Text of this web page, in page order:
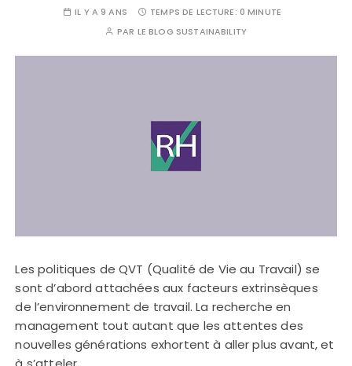
IL Y A 9 ANS TEMPS DE LECTURE: 0 MINUTE
PAR LE BLOG SUSTAINABILITY
Les politiques de QVT (Qualité de Vie au Travail) se
sont d’abord attachées aux facteurs extrinsèques
de l’environnement de travail. La recherche en
management tout autant que les attentes des
nouvelles générations exhortent à aller plus avant, et